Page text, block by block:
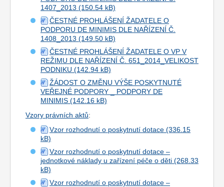
1407_2013
ČESTNÉ PROHLÁŠENÍ ŽADATELE O
PODPORU DE MINIMIS DLE NAŘÍZENÍ Č.
1408_2013
ČESTNÉ PROHLÁŠENÍ ŽADATELE O VP V
REŽIMU DLE NAŘÍZENÍ Č. 651_2014_VELIKOST
PODNIKU
ŽÁDOST O ZMĚNU VÝŠE POSKYTNUTÉ
VEŘEJNÉ PODPORY _ PODPORY DE
MINIMIS
Vzory právních aktů:
Vzor rozhodnutí o poskytnutí dotace
Vzor rozhodnutí o poskytnutí dotace –
jednotkové náklady u zařízení péče o děti
Vzor rozhodnutí o poskytnutí dotace –